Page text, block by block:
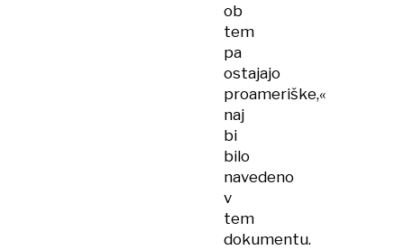
ob
tem
pa
ostajajo
proameriške,«
naj
bi
bilo
navedeno
v
tem
dokumentu.